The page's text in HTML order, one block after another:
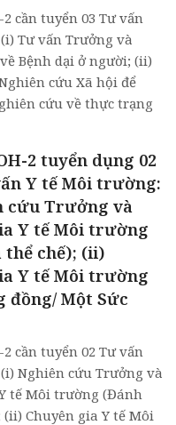
2 cần tuyển 03 Tư vấn
Tư vấn Trưởng và
Bệnh dại ở người; (ii)
cứu Xã hội để
cứu về thực trạng
2 tuyển dụng 02
Y tế Môi trường:
cứu Trưởng và
Y tế Môi trường
thể chế); (ii)
Y tế Môi trường
đồng/ Một Sức
2 cần tuyển 02 Tư vấn
Nghiên cứu Trưởng và
tế Môi trường (Đánh
(ii) Chuyên gia Y tế Môi